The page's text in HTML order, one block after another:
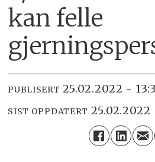
kan felle
PUBLISERT 25.02.2022 -
SIST OPPDATERT